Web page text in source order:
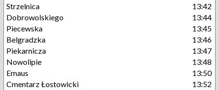
Strzelnica
13:42
Dobrowolskiego
13:44
Piecewska
13:45
Belgradzka
13:46
Piekarnicza
13:47
Nowolipie
13:48
Emaus
13:50
Cmentarz Łostowicki
13:52